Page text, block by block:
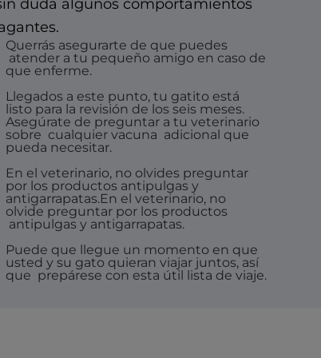
duda algunos comportamientos
Querrás asegurarte de que puedes
atender a tu pequeño amigo en caso de
que enferme.
Llegados a este punto, tu gatito está
listo para la revisión de los seis meses.
Asegúrate de preguntar a tu veterinario
sobre cualquier vacuna adicional que
pueda necesitar.
En el veterinario, no olvides preguntar
por los productos antipulgas y
antigarrapatas.En el veterinario, no
olvide preguntar por los productos
antipulgas y antigarrapatas.
Puede que llegue un momento en que
usted y su gato quieran viajar juntos, así
que prepárese con esta útil lista de viaje.